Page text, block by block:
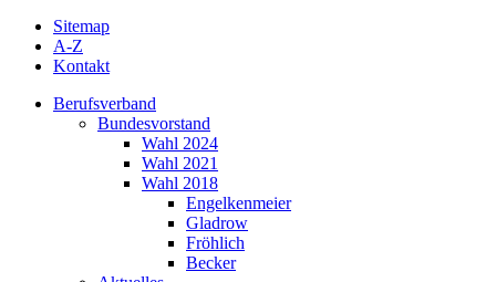
Sitemap
A-Z
Kontakt
Berufsverband
Bundesvorstand
Wahl 2024
Wahl 2021
Wahl 2018
Engelkenmeier
Gladrow
Fröhlich
Becker